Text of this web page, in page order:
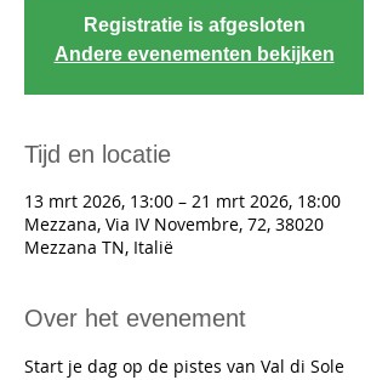
Registratie is afgesloten
Andere evenementen bekijken
Tijd en locatie
13 mrt 2026, 13:00 – 21 mrt 2026, 18:00
Mezzana, Via IV Novembre, 72, 38020
Mezzana TN, Italië
Over het evenement
Start je dag op de pistes van Val di Sole